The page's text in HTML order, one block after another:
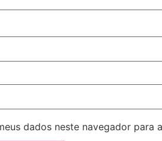
dados neste navegador para